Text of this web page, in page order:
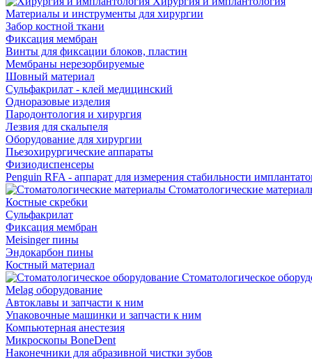
Материалы и инструменты для хирургии
Забор костной ткани
Фиксация мембран
Винты для фиксации блоков, пластин
Мембраны нерезорбируемые
Шовный материал
Сульфакрилат - клей медицинский
Одноразовые изделия
Пародонтология и хирургия
Лезвия для скальпеля
Оборудование для хирургии
Пьезохирургические аппараты
Физиодиспенсеры
Penguin RFA - аппарат для измерения стабильности
Стоматологические
Костные скребки
Сульфакрилат
Фиксация мембран
Meisinger пины
Эндокарбон пины
Костный материал
Стоматологическое
Melag оборудование
Автоклавы и запчасти к ним
Упаковочные машинки и запчасти к ним
Компьютерная анестезия
Микроскопы BoneDent
Наконечники для абразивной чистки зубов